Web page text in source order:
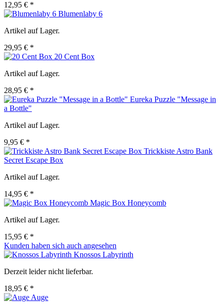
12,95 € *
Blumenlaby 6
Artikel auf Lager.
29,95 € *
20 Cent Box
Artikel auf Lager.
28,95 € *
Eureka Puzzle "Message in
a Bottle"
Artikel auf Lager.
9,95 € *
Trickkiste Astro Bank
Secret Escape Box
Artikel auf Lager.
14,95 € *
Magic Box Honeycomb
Artikel auf Lager.
15,95 € *
Kunden haben sich auch angesehen
Knossos Labyrinth
Derzeit leider nicht lieferbar.
18,95 € *
Auge